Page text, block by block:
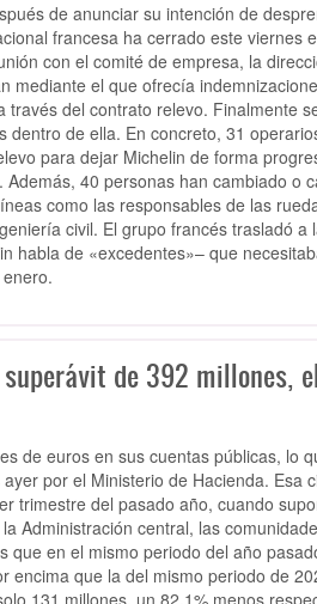
de anunciar su intención de
francesa ha cerrado este viernes
con el comité de empresa, la
mediante el que ofrecía
del contrato relevo. Finalmente
de ella. En concreto, 31
para dejar Michelin de forma
40 personas han cambiado o
como las responsables de las
civil. El grupo francés trasladó a
habla de «excedentes»– que
de 392 millones,
de euros en sus cuentas públicas, lo
por el Ministerio de Hacienda. Esa
trimestre del pasado año, cuando
Administración central, las
que en el mismo periodo del año
encima que la del mismo periodo de